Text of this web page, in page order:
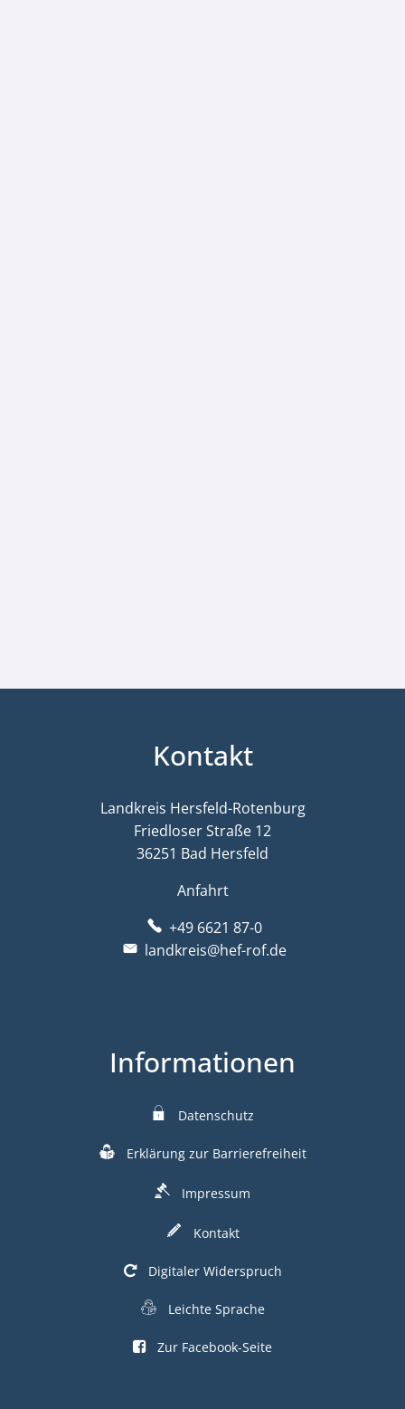
Kontakt
Landkreis Hersfeld-Rotenburg
Friedloser Straße 12
36251 Bad Hersfeld
Anfahrt
+49 6621 87-0
landkreis@hef-rof.de
Informationen
Datenschutz
Erklärung zur Barrierefreiheit
Impressum
Kontakt
Digitaler Widerspruch
Leichte Sprache
Zur Facebook-Seite